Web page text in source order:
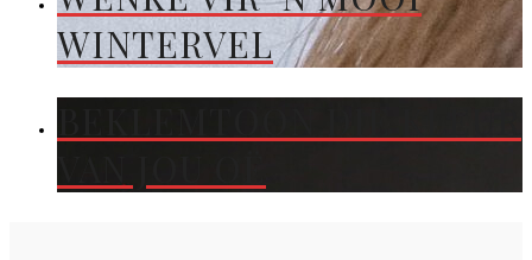
WINTERVEL